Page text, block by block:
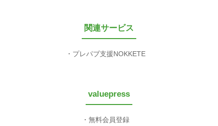
関連サービス
プレパブ支援NOKKETE
valuepress
無料会員登録